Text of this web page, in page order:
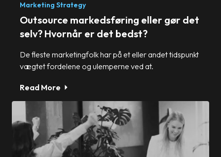
Marketing Strategy
Outsource markedsføring eller gør det
selv? Hvornår er det bedst?
De fleste marketingfolk har på et eller andet tidspunkt
vægtet fordelene og ulemperne ved at.
Read More